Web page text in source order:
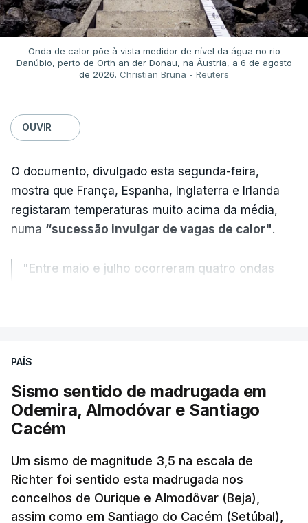
Onda de calor põe à vista medidor de nível da água no rio
Danúbio, perto de Orth an der Donau, na Áustria, a 6 de agosto
de 2026. Christian Bruna - Reuters
OUVIR
O documento, divulgado esta segunda-feira,
mostra que França, Espanha, Inglaterra e Irlanda
registaram temperaturas muito acima da média,
numa “sucessão invulgar de vagas de calor".
"Entre maio e julho ocorreram quatro ondas
temperaturas recorde, também a
ajudou
Pelo contrário, a precipitação manteve-semuito
perderam grande parte da humidade.
Houve também uma “diminuição significativa de
caudais de rios, incluindo rios como o Sena, o
PAÍS
Sismo sentido de madrugada em
Odemira, Almodóvar e Santiago
Cacém
Um sismo de magnitude 3,5 na escala de
Richter foi sentido esta madrugada nos
concelhos de Ourique e Almodôvar (Beja),
assim como em Santiago do Cacém (Setúbal),